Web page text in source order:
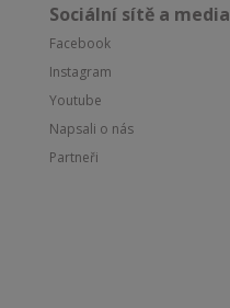
Sociální sítě a media
Facebook
Instagram
Youtube
Napsali o nás
Partneři